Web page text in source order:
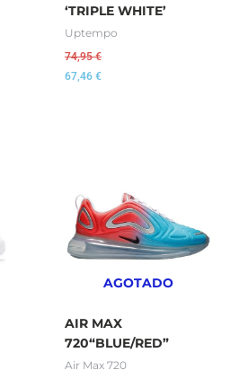
‘TRIPLE WHITE’
Uptempo
74,95€
67,46 €
AGOTADO
AIR MAX
720“BLUE/RED”
Air Max 720
64,95 €.60,45 €.